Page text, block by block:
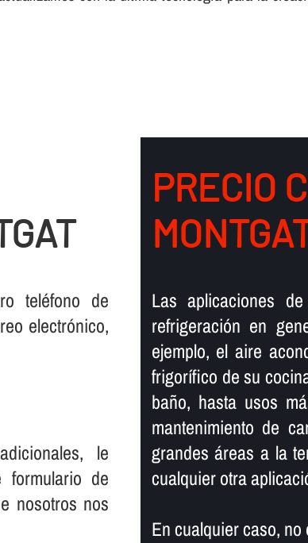
teléfono de
electrónico,
le
formulario de
nosotros nos
PRECIO
Las aplicaciones
refrigeración en
ejemplo, el aire
frigorí­fico de su
baño, hasta usos
mantenimiento de
grandes áreas a la
cualquier otra
En cualquier caso,